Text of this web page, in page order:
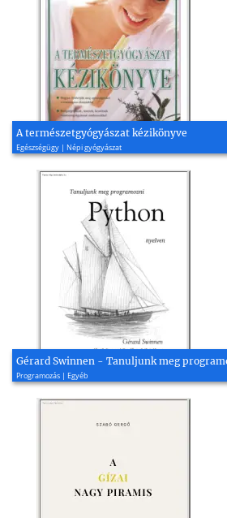
A természetgyógyászat kézikönyve
Egészségügy | Népi gyógyászat
Gérard Swinnen - Tanuljunk meg
Programozás | Egyéb